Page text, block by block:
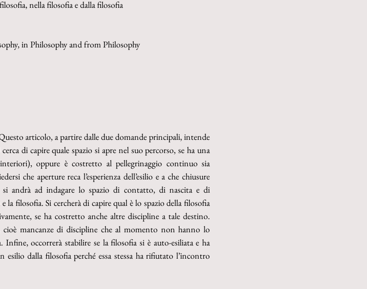
nella filosofia e dalla filosofia
in Philosophy and from Philosophy
Questo articolo, a partire dalle due domande principali, intende
di capire quale spazio si apre nel suo percorso, se ha una
oppure è costretto al pellegrinaggio continuo sia
che aperture reca l’esperienza dell’esilio e a che chiusure
si andrà ad indagare lo spazio di contatto, di nascita e di
la filosofia. Si cercherà di capire qual è lo spazio della filosofia
se ha costretto anche altre discipline a tale destino.
cioè mancanze di discipline che al momento non hanno lo
occorrerà stabilire se la filosofia si è auto-esiliata e ha
dalla filosofia perché essa stessa ha rifiutato l’incontro